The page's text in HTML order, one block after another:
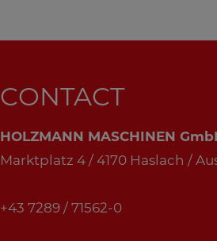
CONTACT
HOLZMANN MASCHINEN
Marktplatz 4 / 4170 Haslach /
+43 7289 / 71562-0